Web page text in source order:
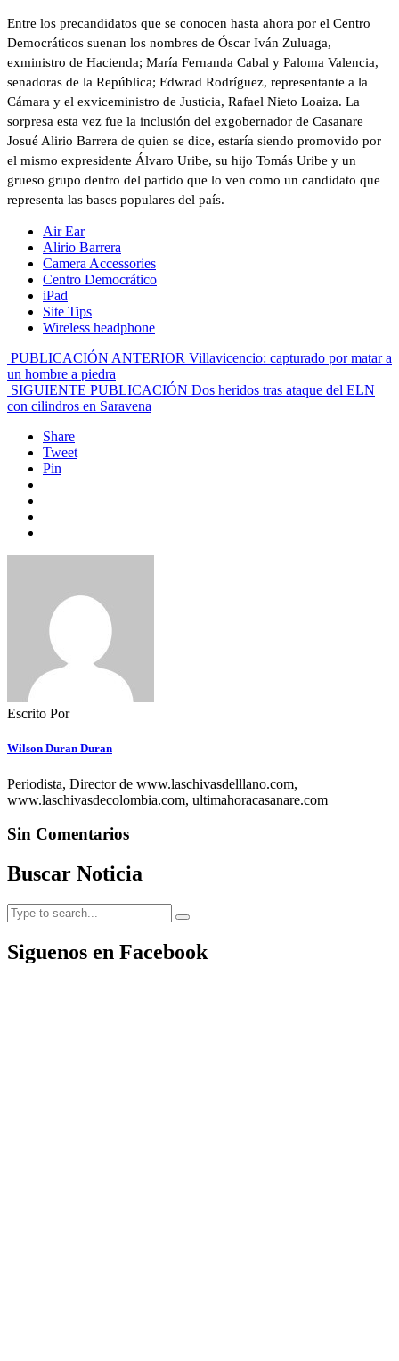
Entre los precandidatos que se conocen hasta ahora por el Centro
Democráticos suenan los nombres de Óscar Iván Zuluaga,
exministro de Hacienda; María Fernanda Cabal y Paloma Valencia,
senadoras de la República; Edwrad Rodríguez, representante a la
Cámara y el exviceministro de Justicia, Rafael Nieto Loaiza. La
sorpresa esta vez fue la inclusión del exgobernador de Casanare
Josué Alirio Barrera de quien se dice, estaría siendo promovido por
el mismo expresidente Álvaro Uribe, su hijo Tomás Uribe y un
grueso grupo dentro del partido que lo ven como un candidato que
representa las bases populares del país.
Air Ear
Alirio Barrera
Camera Accessories
Centro Democrático
iPad
Site Tips
Wireless headphone
PUBLICACIÓN ANTERIOR Villavicencio: capturado por matar a
un hombre a piedra
SIGUIENTE PUBLICACIÓN Dos heridos tras ataque del ELN
con cilindros en Saravena
Share
Tweet
Pin
Escrito Por
Wilson Duran Duran
Periodista, Director de www.laschivasdelllano.com,
www.laschivasdecolombia.com, ultimahoracasanare.com
Sin Comentarios
Buscar Noticia
Siguenos en Facebook